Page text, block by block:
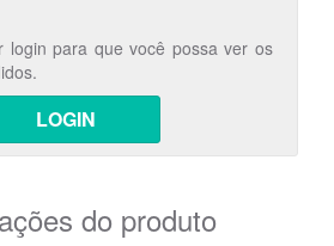
login para que você possa ver os
LOGIN
do produto